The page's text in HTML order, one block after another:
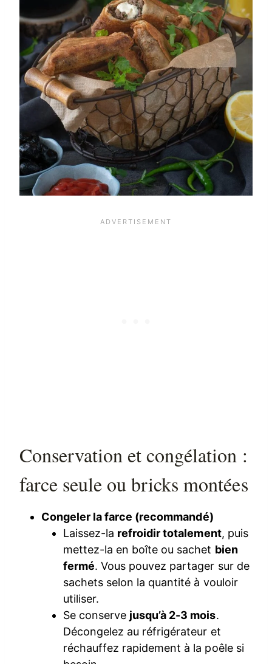
Conservation et congélation :
farce seule ou bricks montées
Congeler la farce (recommandé)
Laissez-la refroidir totalement, puis
mettez-la en boîte ou sachet bien
fermé. Vous pouvez partager sur de
sachets selon la quantité à vouloir
utiliser.
Se conserve jusqu’à 2-3 mois.
Décongelez au réfrigérateur et
réchauffez rapidement à la poêle si